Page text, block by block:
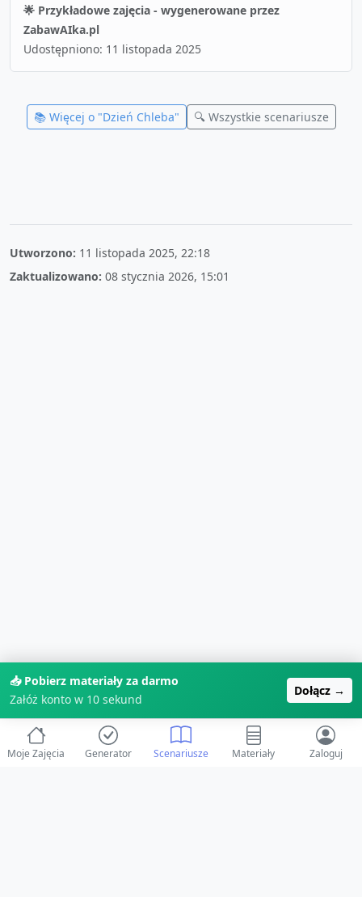
🌟 Przykładowe zajęcia - wygenerowane przez
ZabawAIka.pl
Udostępniono: 11 listopada 2025
📚 Więcej o "Dzień Chleba" 🔍 Wszystkie scenariusze
Utworzono: 11 listopada 2025, 22:18
Zaktualizowano: 08 stycznia 2026, 15:01
📥 Pobierz materiały za darmo
Załóż konto w 10 sekund
Dołącz →
Moje Zajęcia Generator Scenariusze Materiały Zaloguj